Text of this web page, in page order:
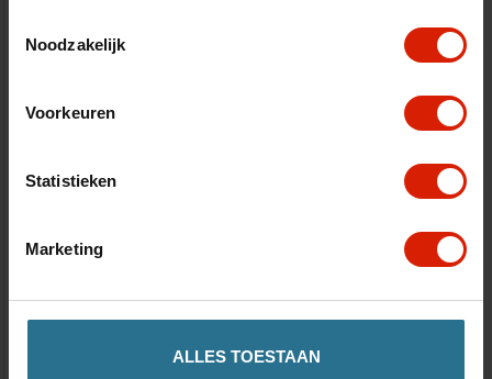
Noodzakelijk
Voorkeuren
Statistieken
Marketing
ALLES TOESTAAN
Cojín
€122,19